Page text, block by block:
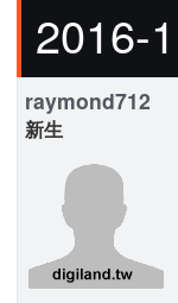
2016-
raymond712
新生